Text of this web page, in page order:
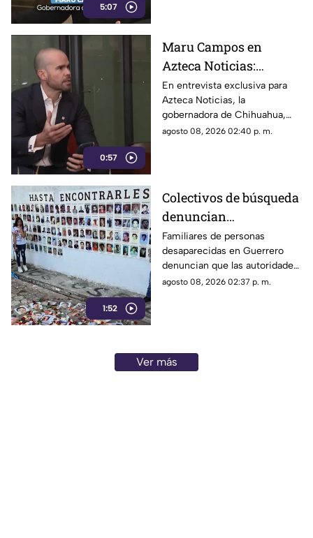
5:07
0:57
Maru Campos en
Azteca Noticias:
Advierte que nuevos
lineamientos del
Gobierno Federal
amenazan la libertad
En entrevista exclusiva para
Azteca Noticias, la
gobernadora de Chihuahua,
Maru Campos, alzó la voz
expresión.
agosto 08, 2026 02:40 p. m.
1:52
Colectivos de búsqueda
denuncian
restricciones para
ingresar a la sierra de
Chilpancingo
Familiares de personas
desaparecidas en Guerrero
denuncian que las autoridades
les negaron el
difusión.
agosto 08, 2026 02:37 p. m.
Ver más